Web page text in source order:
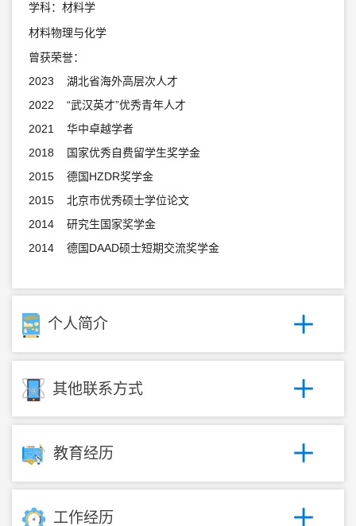
学科：材料学
材料物理与化学
曾获荣誉：
2023 湖北省海外高层次人才
2022 “武汉英才”优秀青年人才
2021 华中卓越学者
2018 国家优秀自费留学生奖学金
2015 德国HZDR奖学金
2015 北京市优秀硕士学位论文
2014 研究生国家奖学金
2014 德国DAAD硕士短期交流奖学金
个人简介
其他联系方式
教育经历
工作经历